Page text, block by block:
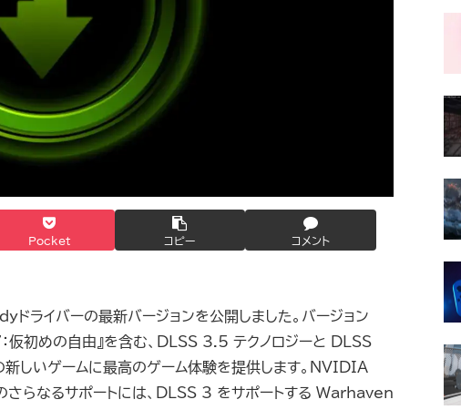
Pocket コピー コメント
イバーの最新バージョンを公開しました。バージョン
初めの自由』を含む、DLSS 3.5 テクノロジーと DLSS
いゲームに最高のゲーム体験を提供します。NVIDIA
さらなるサポートには、DLSS 3 をサポートする Warhaven